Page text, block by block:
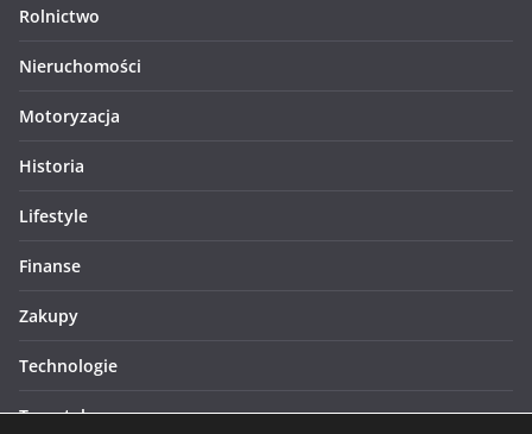
Rolnictwo
Nieruchomości
Motoryzacja
Historia
Lifestyle
Finanse
Zakupy
Technologie
Turystyka